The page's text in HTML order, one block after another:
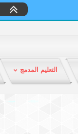
التعليم المدمج